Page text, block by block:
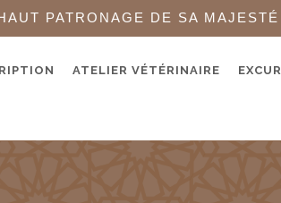
PATRONAGE DE SA
ATELIER VÉTÉRINAIRE